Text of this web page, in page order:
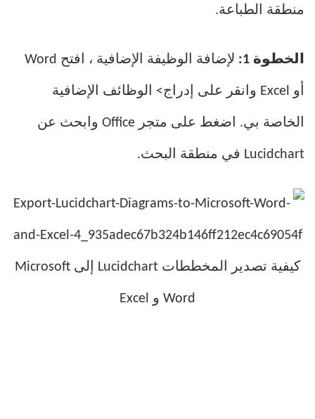
منطقة الطباعة.
الخطوة 1: لإضافة الوظيفة الإضافية ، افتح Word
أو Excel وانقر على إدراج> الوظائف الإضافية
الخاصة بي. اضغط على متجر Office وابحث عن
Lucidchart في منطقة البحث.